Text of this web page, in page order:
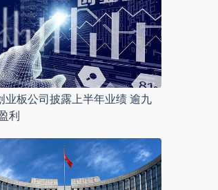
业板公司披露上半年业绩 逾九
利